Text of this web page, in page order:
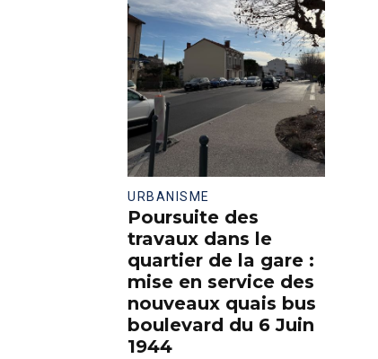
URBANISME
Poursuite des
travaux dans le
quartier de la gare :
mise en service des
nouveaux quais bus
boulevard du 6 Juin
1944